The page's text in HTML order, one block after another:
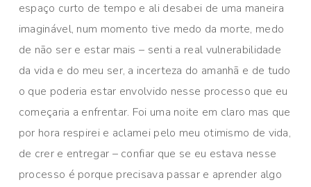
espaço curto de tempo e ali desabei de uma maneira
imaginável, num momento tive medo da morte, medo
de não ser e estar mais – senti a real vulnerabilidade
da vida e do meu ser, a incerteza do amanhã e de tudo
o que poderia estar envolvido nesse processo que eu
começaria a enfrentar. Foi uma noite em claro mas que
por hora respirei e aclamei pelo meu otimismo de vida,
de crer e entregar – confiar que se eu estava nesse
processo é porque precisava passar e aprender algo